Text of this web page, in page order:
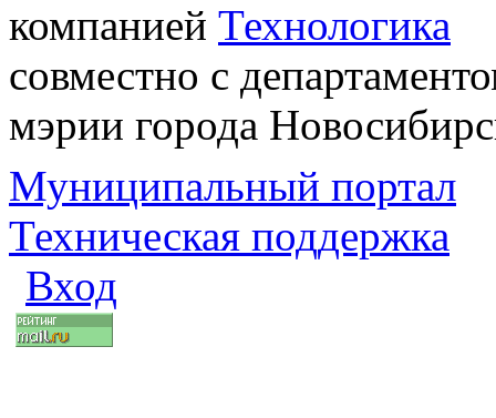
компанией Технологика
совместно с
мэрии города
Муниципальный портал
Техническая поддержка
Вход